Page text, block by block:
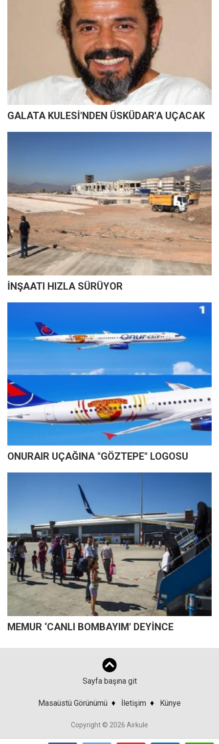
GALATA KULESİ'NDEN ÜSKÜDAR'A UÇACAK
İNŞAATI HIZLA SÜRÜYOR
ONURAIR UÇAĞINA "GÖZTEPE" LOGOSU
MEMUR ‘CANLI BOMBAYIM' DEYİNCE
Sayfa başına git
Masaüstü Görünümü ♦ İletişim ♦ Künye
Copyright © 2026 Airkule